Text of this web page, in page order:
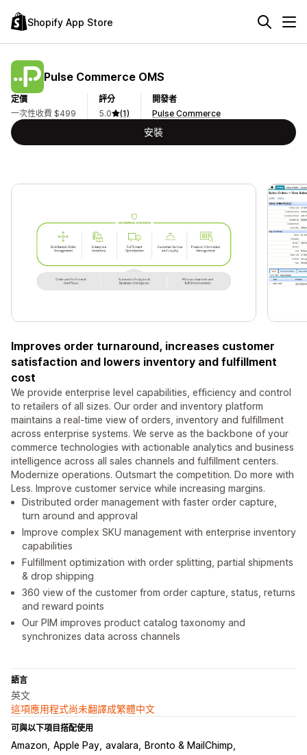
Shopify App Store
Pulse Commerce OMS
定價
一次性收費 $499
評分
5.0
(1)
開發者
Pulse Commerce
安裝
Improves order turnaround, increases customer
satisfaction and lowers inventory and fulfillment
cost
We provide enterprise level capabilities, efficiency and control
to retailers of all sizes. Our order and inventory platform
maintains a real-time view of orders, inventory and fulfillment
across enterprise systems. We serve as the backbone of your
commerce technologies with actionable analytics and business
intelligence across all sales channels and fulfillment centers.
Modernize operations. Outsmart the competition. Do more with
Less. Improve customer service while increasing margins.
Distributed order management with faster order capture,
turn around and approval
Improve complex SKU management with enterprise inventory
capabilities
Fulfillment optimization with order splitting, partial shipments
& drop shipping
360 view of the customer from order capture, status, returns
and reward points
Our PIM improves product catalog taxonomy and
synchronizes data across channels
語言
英文
這項應用程式尚未翻譯成繁體中文
可與以下項目搭配使用
Amazon Apple Pay avalara
Bronto & MailChimp